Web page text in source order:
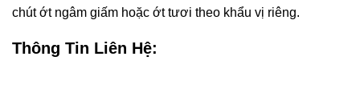
chút ớt ngâm giấm hoặc ớt tươi theo khẩu vị riêng.
Thông Tin Liên Hệ: